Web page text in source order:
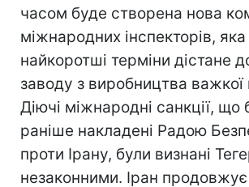
часом буде створена нова
міжнародних інспекторів, яка
найкоротші терміни дістане
заводу з виробництва важкої
Діючі міжнародні санкції, що
раніше накладені Радою
проти Ірану, були визнані
незаконними. Іран продовжує